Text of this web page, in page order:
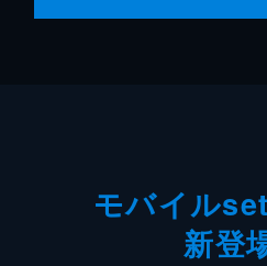
モバイル
新登